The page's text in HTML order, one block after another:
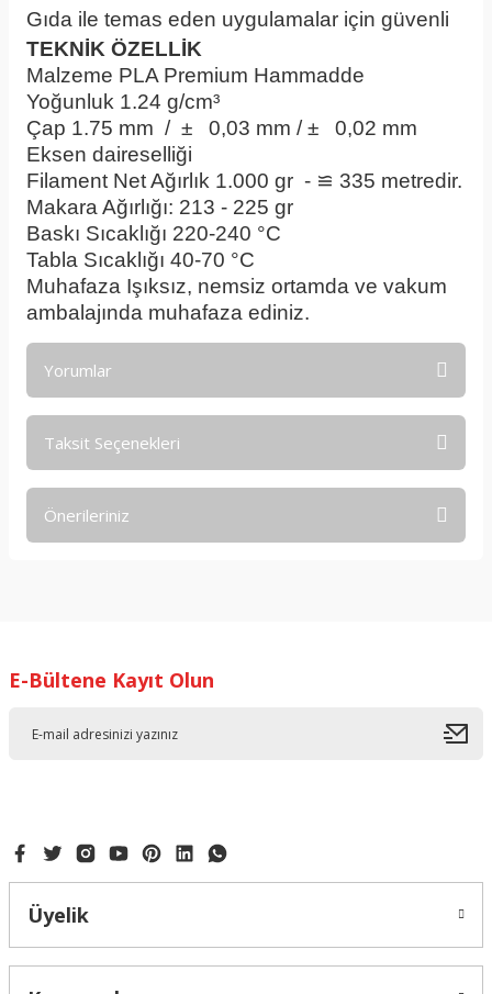
Gıda ile temas eden uygulamalar için güvenli
TEKNİK ÖZELLİK
Malzeme PLA Premium Hammadde
Yoğunluk 1.24 g/cm³
Çap 1.75 mm / ± 0,03 mm / ± 0,02 mm
Eksen daireselliği
Filament Net Ağırlık 1.000 gr - ≌ 335 metredir.
Makara Ağırlığı: 213 - 225 gr
Baskı Sıcaklığı 220-240 °C
Tabla Sıcaklığı 40-70 °C
Muhafaza Işıksız, nemsiz ortamda ve vakum
ambalajında muhafaza ediniz.
Yorumlar
Taksit Seçenekleri
Önerileriniz
Ürün resmi kalitesiz, bozuk veya görüntülenemiyor.
E-Bültene Kayıt Olun
Üyelik